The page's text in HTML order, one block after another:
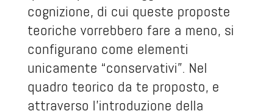
cognizione, di cui queste proposte
teoriche vorrebbero fare a meno, si
configurano come elementi
unicamente “conservativi”. Nel
quadro teorico da te proposto, e
attraverso l’introduzione della